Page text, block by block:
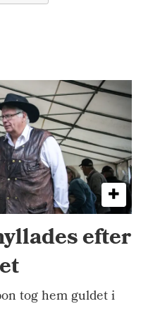
efter
tog hem guldet i